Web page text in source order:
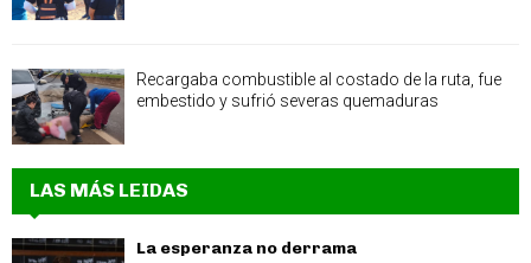
Recargaba combustible al costado de la ruta, fue
embestido y sufrió severas quemaduras
LAS MÁS LEIDAS
La esperanza no derrama